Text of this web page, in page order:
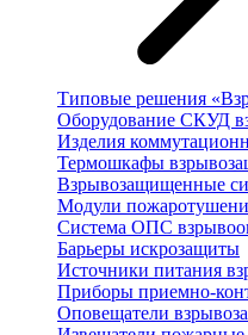
Типовые решения
Оборудование СКУД
Изделия
Термошкафы
Взрывозащищенные
Модули
Система ОПС
Барьеры искрозащиты
Источники питания
Приборы приемно-
Оповещатели